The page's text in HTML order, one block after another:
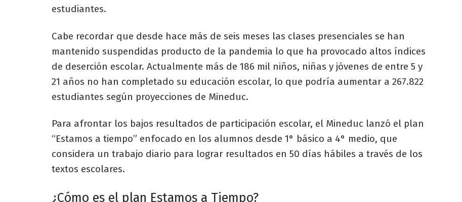
estudiantes.
Cabe recordar que desde hace más de seis meses las clases presenciales se han
mantenido suspendidas producto de la pandemia lo que ha provocado altos índices
de deserción escolar. Actualmente más de 186 mil niños, niñas y jóvenes de entre 5 y
21 años no han completado su educación escolar, lo que podría aumentar a 267.822
estudiantes según proyecciones de Mineduc.
Para afrontar los bajos resultados de participación escolar, el Mineduc lanzó el plan
“Estamos a tiempo” enfocado en los alumnos desde 1° básico a 4° medio, que
considera un trabajo diario para lograr resultados en 50 días hábiles a través de los
textos escolares.
¿Cómo es el plan Estamos a Tiempo?